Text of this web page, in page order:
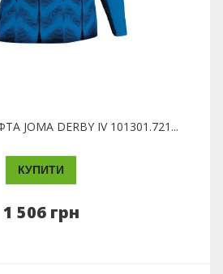
JOMA DERBY IV 101301.721...
КУПИТИ
1 506 грн